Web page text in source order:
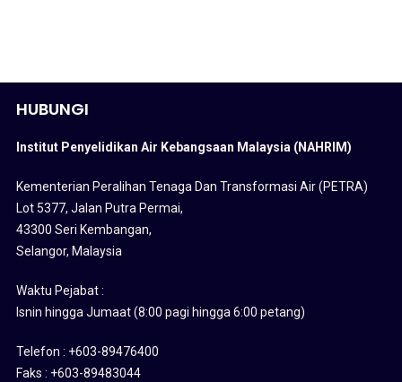
HUBUNGI
Institut Penyelidikan Air Kebangsaan Malaysia (NAHRIM)
Kementerian Peralihan Tenaga Dan Transformasi Air (PETRA)
Lot 5377, Jalan Putra Permai,
43300 Seri Kembangan,
Selangor, Malaysia
Waktu Pejabat :
Isnin hingga Jumaat (8:00 pagi hingga 6:00 petang)
Telefon : +603-89476400
Faks : +603-89483044